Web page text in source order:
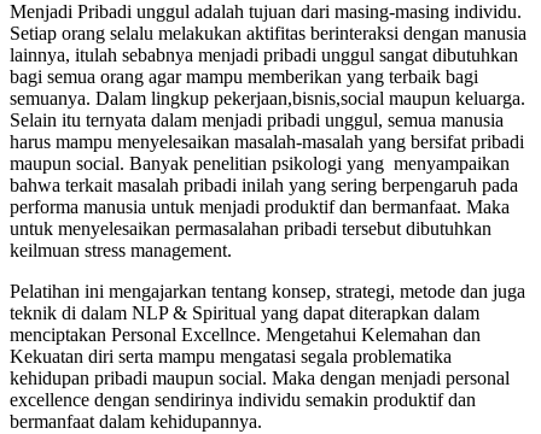
Menjadi Pribadi unggul adalah tujuan dari masing-masing individu.
Setiap orang selalu melakukan aktifitas berinteraksi dengan manusia
lainnya, itulah sebabnya menjadi pribadi unggul sangat dibutuhkan
bagi semua orang agar mampu memberikan yang terbaik bagi
semuanya. Dalam lingkup pekerjaan,bisnis,social maupun keluarga.
Selain itu ternyata dalam menjadi pribadi unggul, semua manusia
harus mampu menyelesaikan masalah-masalah yang bersifat pribadi
maupun social. Banyak penelitian psikologi yang menyampaikan
bahwa terkait masalah pribadi inilah yang sering berpengaruh pada
performa manusia untuk menjadi produktif dan bermanfaat. Maka
untuk menyelesaikan permasalahan pribadi tersebut dibutuhkan
keilmuan stress management.
Pelatihan ini mengajarkan tentang konsep, strategi, metode dan juga
teknik di dalam NLP & Spiritual yang dapat diterapkan dalam
menciptakan Personal Excellnce. Mengetahui Kelemahan dan
Kekuatan diri serta mampu mengatasi segala problematika
kehidupan pribadi maupun social. Maka dengan menjadi personal
excellence dengan sendirinya individu semakin produktif dan
bermanfaat dalam kehidupannya.